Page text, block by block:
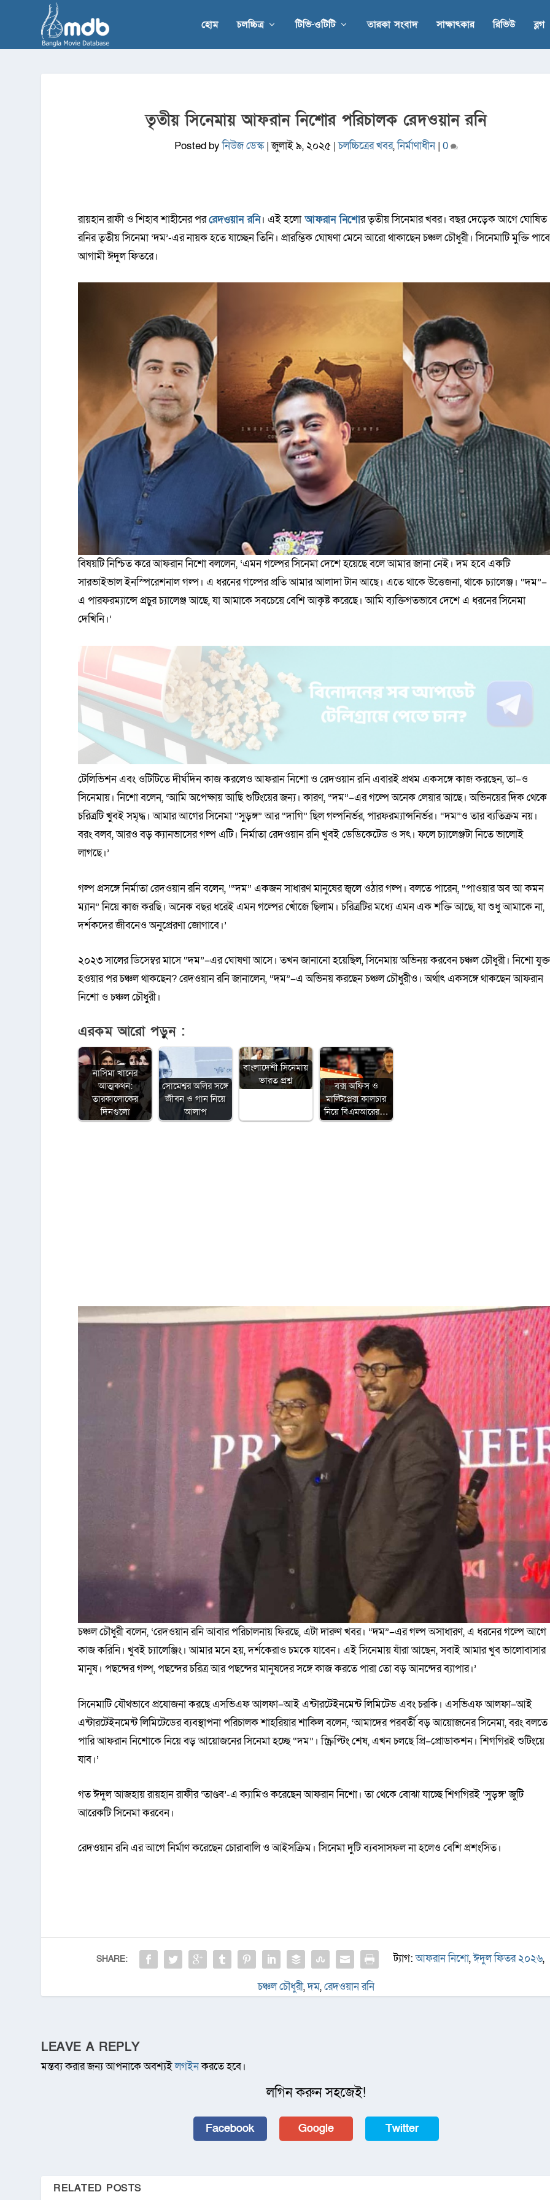
হোম চলচ্চিত্র টিভি-ওটিটি তারকা সংবাদ সাক্ষাৎকার রিভিউ ব্লগ
তৃতীয় সিনেমায় আফরান নিশোর পরিচালক রেদওয়ান রনি
Posted byনিউজ ডেস্ক|জুলাই ৯, ২০২৫|চলচ্চিত্রের খবর,নির্মাণাধীন| 0
রায়হান রাফী ও শিহাব শাহীনের পররেদওয়ান রনি। এই হলোআফরান নিশোর তৃতীয় সিনেমার খবর। বছর দেড়েক আগে ঘোষিত
রনির তৃতীয় সিনেমা ‘দম’-এর নায়ক হতে যাচ্ছেন তিনি। প্রারম্ভিক ঘোষণা মেনে আরো থাকাছেন চঞ্চল চৌধুরী। সিনেমাটি মুক্তি পাবে
আগামী ঈদুল ফিতরে।
বিষয়টি নিশ্চিত করে আফরান নিশো বললেন, ‘এমন গল্পের সিনেমা দেশে হয়েছে বলে আমার জানা নেই। দম হবে একটি
সারভাইভাল ইনস্পিরেশনাল গল্প। এ ধরনের গল্পের প্রতি আমার আলাদা টান আছে। এতে থাকে উত্তেজনা, থাকে চ্যালেঞ্জ। “দম”–
এ পারফরম্যান্সে প্রচুর চ্যালেঞ্জ আছে, যা আমাকে সবচেয়ে বেশি আকৃষ্ট করেছে। আমি ব্যক্তিগতভাবে দেশে এ ধরনের সিনেমা
দেখিনি।’
টেলিভিশন এবং ওটিটিতে দীর্ঘদিন কাজ করলেও আফরান নিশো ও রেদওয়ান রনি এবারই প্রথম একসঙ্গে কাজ করছেন, তা–ও
সিনেমায়। নিশো বলেন, ‘আমি অপেক্ষায় আছি শুটিংয়ের জন্য। কারণ, “দম”–এর গল্পে অনেক লেয়ার আছে। অভিনয়ের দিক থেকে
চরিত্রটি খুবই সমৃদ্ধ। আমার আগের সিনেমা “সুড়ঙ্গ” আর “দাগি” ছিল গল্পনির্ভর, পারফরম্যান্সনির্ভর। “দম”ও তার ব্যতিক্রম নয়।
বরং বলব, আরও বড় ক্যানভাসের গল্প এটি। নির্মাতা রেদওয়ান রনি খুবই ডেডিকেটেড ও সৎ। ফলে চ্যালেঞ্জটা নিতে ভালোই
লাগছে।’
গল্প প্রসঙ্গে নির্মাতা রেদওয়ান রনি বলেন, ‘“দম” একজন সাধারণ মানুষের জ্বলে ওঠার গল্প। বলতে পারেন, “পাওয়ার অব আ কমন
ম্যান” নিয়ে কাজ করছি। অনেক বছর ধরেই এমন গল্পের খোঁজে ছিলাম। চরিত্রটির মধ্যে এমন এক শক্তি আছে, যা শুধু আমাকে না,
দর্শকদের জীবনেও অনুপ্রেরণা জোগাবে।’
২০২৩ সালের ডিসেম্বর মাসে “দম”–এর ঘোষণা আসে। তখন জানানো হয়েছিল, সিনেমায় অভিনয় করবেন চঞ্চল চৌধুরী। নিশো যুক্ত
হওয়ার পর চঞ্চল থাকছেন? রেদওয়ান রনি জানালেন, “দম”–এ অভিনয় করছেন চঞ্চল চৌধুরীও। অর্থাৎ একসঙ্গে থাকছেন আফরান
নিশো ও চঞ্চল চৌধুরী।
এরকম আরো পড়ুন :
নাসিমা খানের
আত্মকথন:
তারকালোকের
দিনগুলো
সোমেশ্বর অলির সঙ্গে
জীবন ও গান নিয়ে
আলাপ
বাংলাদেশী সিনেমায়
ভারত প্রশ্ন
বক্স অফিস ও
মাল্টিপ্লেক্স কালচার
নিয়ে বিএমআরের…
চঞ্চল চৌধুরী বলেন, ‘রেদওয়ান রনি আবার পরিচালনায় ফিরছে, এটা দারুণ খবর। “দম”–এর গল্প অসাধারণ, এ ধরনের গল্পে আগে
কাজ করিনি। খুবই চ্যালেঞ্জিং। আমার মনে হয়, দর্শকেরাও চমকে যাবেন। এই সিনেমায় যাঁরা আছেন, সবাই আমার খুব ভালোবাসার
মানুষ। পছন্দের গল্প, পছন্দের চরিত্র আর পছন্দের মানুষদের সঙ্গে কাজ করতে পারা তো বড় আনন্দের ব্যাপার।’
সিনেমাটি যৌথভাবে প্রযোজনা করছে এসভিএফ আলফা–আই এন্টারটেইনমেন্ট লিমিটেড এবং চরকি। এসভিএফ আলফা–আই
এন্টারটেইনমেন্ট লিমিটেডের ব্যবস্থাপনা পরিচালক শাহরিয়ার শাকিল বলেন, ‘আমাদের পরবর্তী বড় আয়োজনের সিনেমা, বরং বলতে
পারি আফরান নিশোকে নিয়ে বড় আয়োজনের সিনেমা হচ্ছে “দম”। স্ক্রিপ্টিং শেষ, এখন চলছে প্রি–প্রোডাকশন। শিগগিরই শুটিংয়ে
যাব।’
গত ঈদুল আজহায় রায়হান রাফীর ‘তাণ্ডব’-এ ক্যামিও করেছেন আফরান নিশো। তা থেকে বোঝা যাচ্ছে শিগগিরই ‘সুড়ঙ্গ’ জুটি
আরেকটি সিনেমা করবেন।
রেদওয়ান রনি এর আগে নির্মাণ করেছেন চোরাবালি ও আইসক্রিম। সিনেমা দুটি ব্যবসাসফল না হলেও বেশি প্রশংসিত।
SHARE: ট্যাগ:আফরান নিশো,ঈদুল ফিতর ২০২৬,
চঞ্চল চৌধুরী,দম,রেদওয়ান রনি
LEAVE A REPLY
মন্তব্য করার জন্য আপনাকে অবশ্যইলগইনকরতে হবে।
লগিন করুন সহজেই!
Facebook Google Twitter
RELATED POSTS